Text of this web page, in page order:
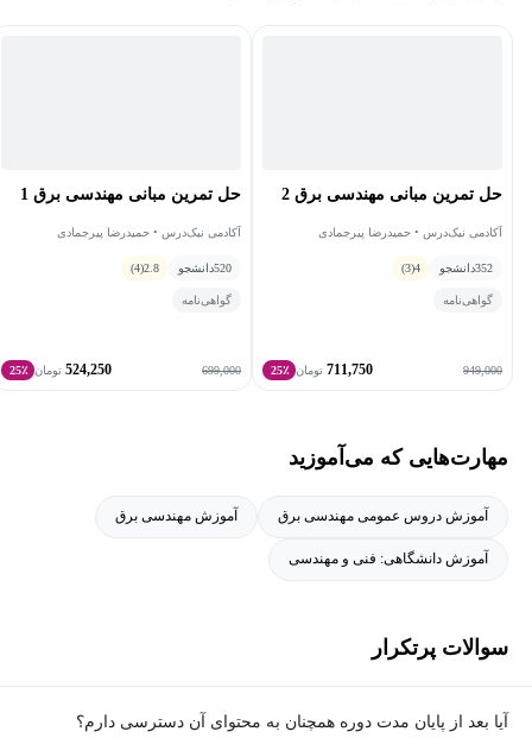
حل تمرین مبانی مهندسی برق 2
آکادمی نیک‌درس • حمیدرضا پیرجمادی
352دانشجو 4
(3)
گواهی‌نامه
949,000
711,750 تومان 25٪
حل تمرین مبانی مهندسی برق 1
آکادمی نیک‌درس • حمیدرضا پیرجمادی
520دانشجو 2.8
(4)
گواهی‌نامه
699,000
524,250 تومان 25٪
مهارت‌هایی که می‌آموزید
آموزش دروس عمومی مهندسی برق آموزش مهندسی برق
آموزش دانشگاهی: فنی و مهندسی
سوالات پرتکرار
آیا بعد از پایان مدت دوره همچنان به محتوای آن دسترسی دارم؟